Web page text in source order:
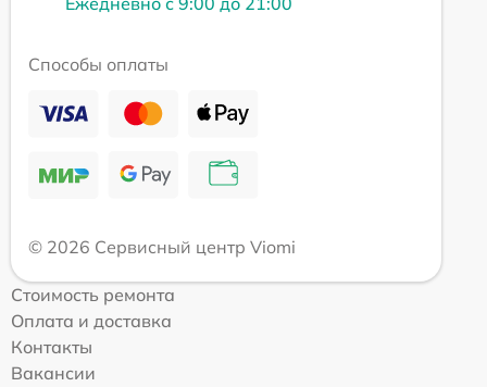
Способы оплаты
© 2026 Сервисный центр Viomi
Стоимость ремонта
Оплата и доставка
Контакты
Вакансии